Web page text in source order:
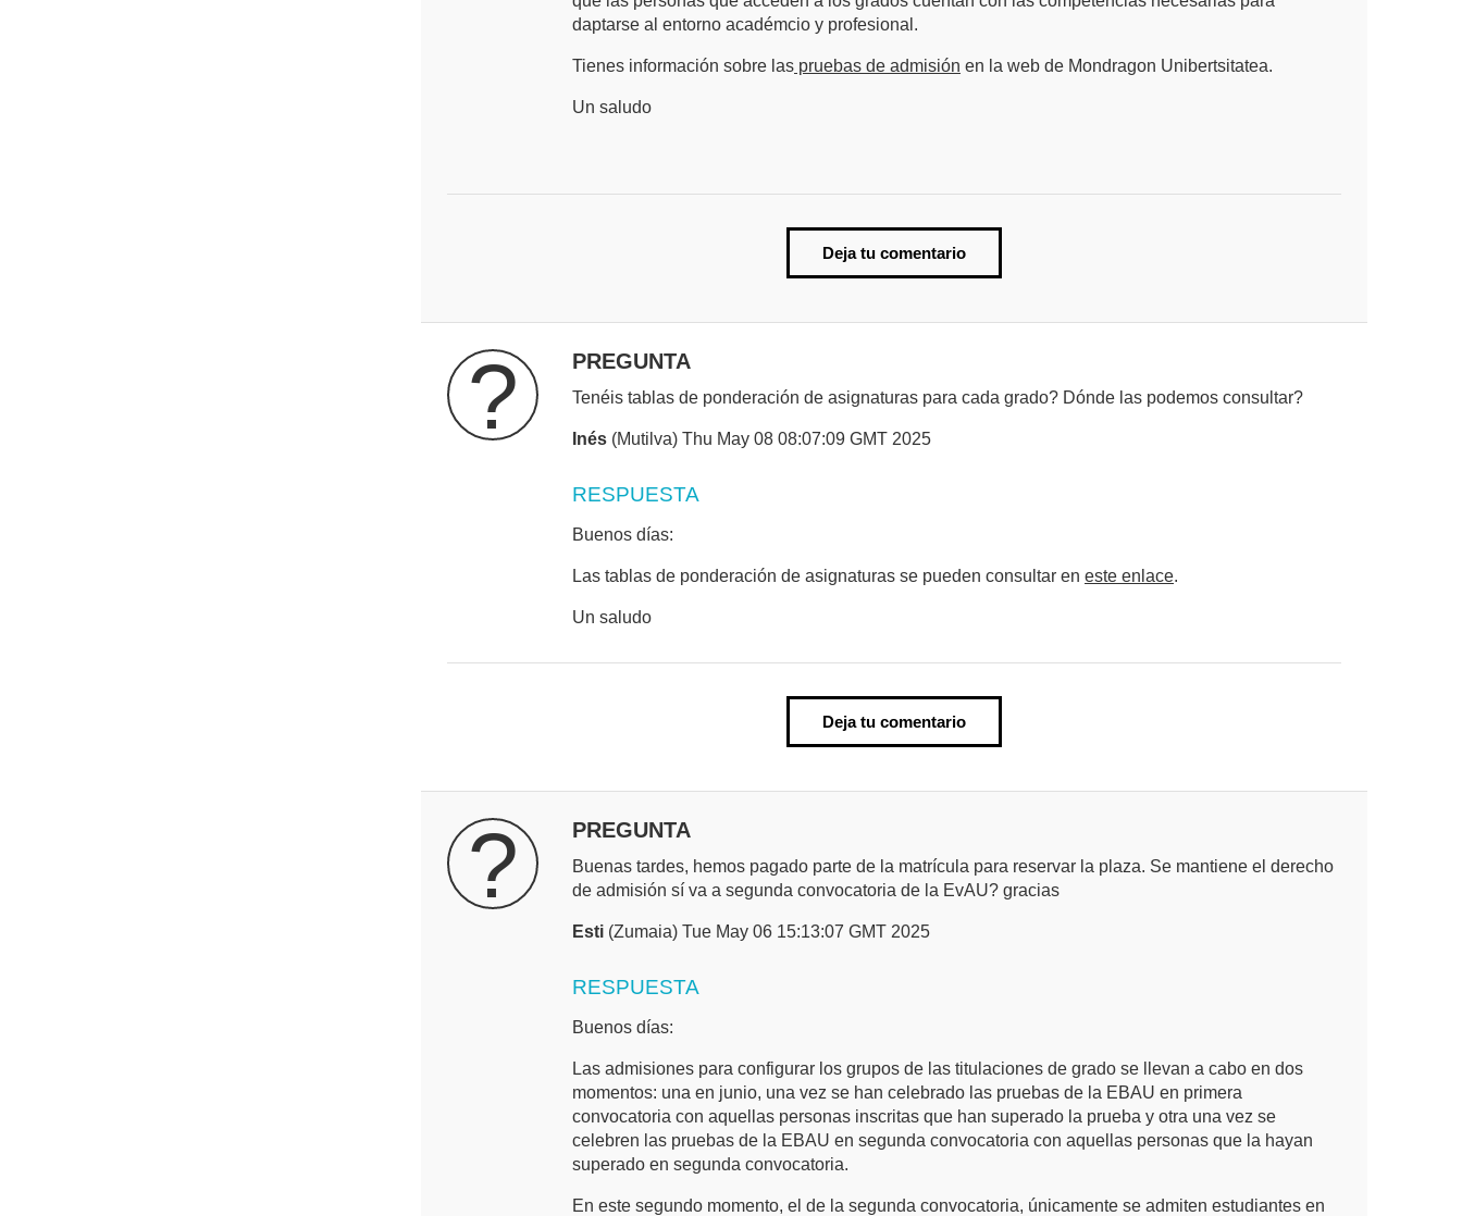
daptarse al entorno académcio y profesional.
Tienes información sobre las pruebas de admisión en la web de Mondragon Unibertsitatea.
Un saludo
Deja tu comentario
? PREGUNTA
Tenéis tablas de ponderación de asignaturas para cada grado? Dónde las podemos consultar?
Inés (Mutilva) Thu May 08 08:07:09 GMT 2025
RESPUESTA
Buenos días:
Las tablas de ponderación de asignaturas se pueden consultar en este enlace.
Un saludo
Deja tu comentario
? PREGUNTA
Buenas tardes, hemos pagado parte de la matrícula para reservar la plaza. Se mantiene el derecho
de admisión sí va a segunda convocatoria de la EvAU? gracias
Esti (Zumaia) Tue May 06 15:13:07 GMT 2025
RESPUESTA
Buenos días:
Las admisiones para configurar los grupos de las titulaciones de grado se llevan a cabo en dos
momentos: una en junio, una vez se han celebrado las pruebas de la EBAU en primera
convocatoria con aquellas personas inscritas que han superado la prueba y otra una vez se
celebren las pruebas de la EBAU en segunda convocatoria con aquellas personas que la hayan
superado en segunda convocatoria.
En este segundo momento, el de la segunda convocatoria, únicamente se admiten estudiantes en